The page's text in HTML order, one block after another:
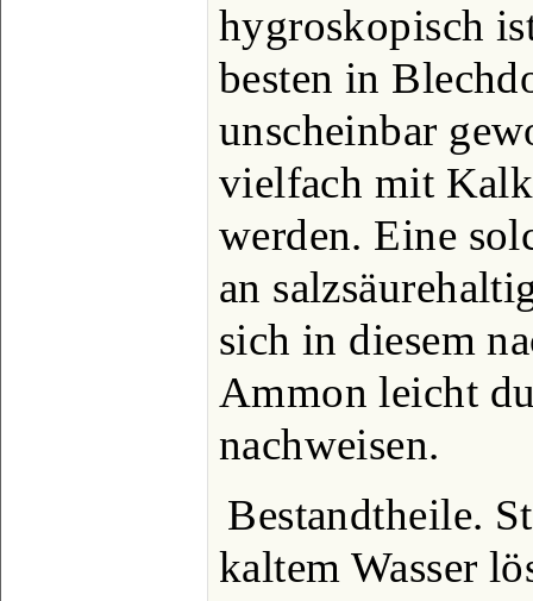
hygroskopisch
besten in
unscheinbar
vielfach mit
werden. Eine
an
sich in diesem
Ammon leicht
nachweisen.
Bestandtheile.
kaltem Wasser